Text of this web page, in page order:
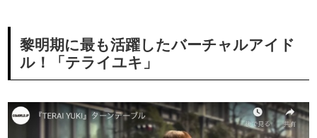
黎明期に最も活躍したバーチャルアイド
ル！「テライユキ」